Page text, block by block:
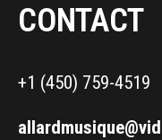
CONTACT
+1 (450) 759-4519